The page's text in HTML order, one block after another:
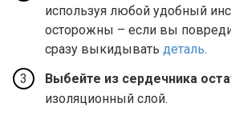
используя любой удобный
осторожны – если вы
сразу выкидывать деталь.
Выбейте из сердечника
изоляционный слой.